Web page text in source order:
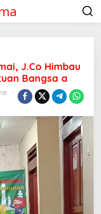
J.Co Himbau
Bangsa a